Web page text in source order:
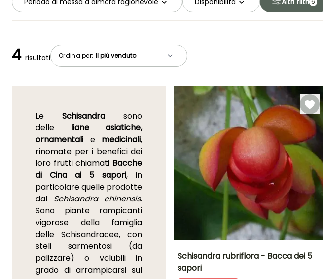
6
Ordina per:
4 risultati
Le Schisandra sono
delle liane asiatiche,
ornamentali e medicinali,
rinomate per i benefici dei
loro frutti chiamati Bacche
di Cina ai 5 sapori, in
particolare quelle prodotte
dal Schisandra chinensis.
Sono piante rampicanti
vigorose della famiglia
delle Schisandracee, con
steli sarmentosi (da
palizzare) o volubili in
grado di arrampicarsi sul
Schisandra rubriflora - Bacca dei 5
sapori